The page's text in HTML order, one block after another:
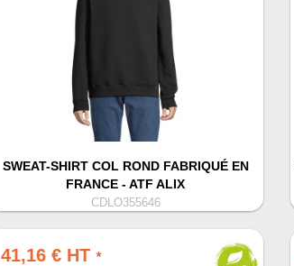
SWEAT-SHIRT COL ROND FABRIQUÉ EN
FRANCE - ATF ALIX
CDLO355646
41,16 € HT *